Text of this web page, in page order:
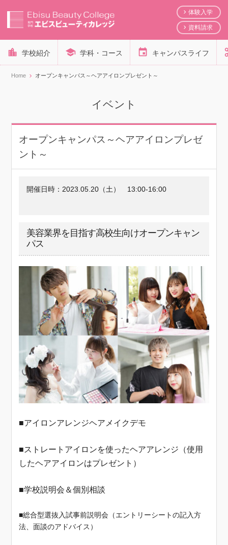
体験入学
資料請求
学校紹介 学科・コース キャンパスライフ
Home オープンキャンパス～ヘアアイロンプレゼント～
イベント
オープンキャンパス～ヘアアイロンプレゼ
ント～
開催日時： 2023.05.20（土） 13:00-16:00
美容業界を目指す高校生向けオープンキャン
パス
■アイロンアレンジヘアメイクデモ
■ストレートアイロンを使ったヘアアレンジ（使用
したヘアアイロンはプレゼント）
■学校説明会＆個別相談
■総合型選抜入試事前説明会（エントリーシートの記入方
法、面談のアドバイス）